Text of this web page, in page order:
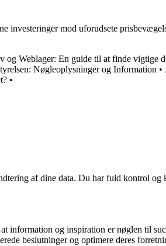
mod uforudsete
og Weblager: En guide til at finde vigtige
Nøgleoplysninger og Information •
•
af dine data. Du har fuld kontrol og
og inspiration er nøglen til
beslutninger og optimere deres